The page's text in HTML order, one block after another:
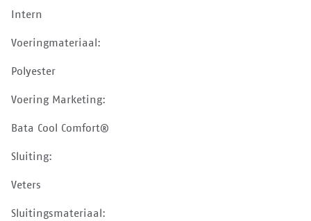
Intern
Voeringmateriaal:
Polyester
Voering Marketing:
Bata Cool Comfort®
Sluiting:
Veters
Sluitingsmateriaal: